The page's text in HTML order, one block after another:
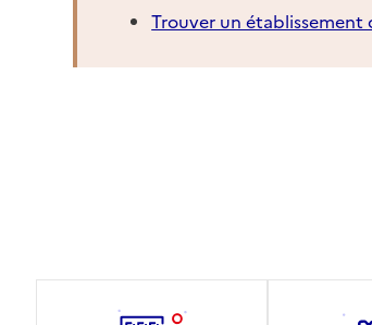
Trouver un établissement